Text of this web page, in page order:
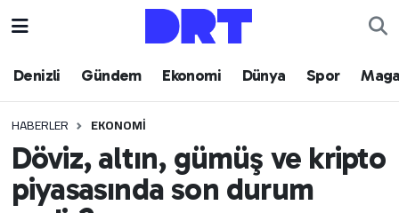
Denizli Gündem Ekonomi Dünya Spor
HABERLER EKONOMI
Döviz, altın, gümüş ve kripto
piyasasında son durum
Denizli
Ekonomi
Dünya
Hava Durumu
Trafik Durumu
Puan Durumu ve Fikstür
Tüm Manşetler